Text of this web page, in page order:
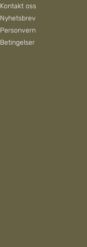
Kontakt oss
Nyhetsbrev
Personvern
Betingelser